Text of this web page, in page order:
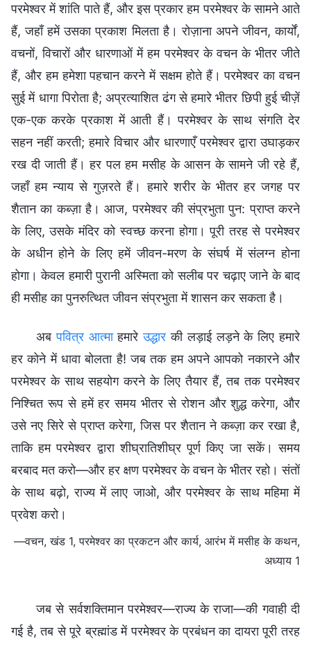
परमेश्वर में शांति पाते हैं, और इस प्रकार हम परमेश्वर के सामने आते
हैं, जहाँ हमें उसका प्रकाश मिलता है। रोज़ाना अपने जीवन, कार्यों,
वचनों, विचारों और धारणाओं में हम परमेश्वर के वचन के भीतर जीते
हैं, और हम हमेशा पहचान करने में सक्षम होते हैं। परमेश्वर का वचन
सुई में धागा पिरोता है; अप्रत्याशित ढंग से हमारे भीतर छिपी हुई चीज़ें
एक-एक करके प्रकाश में आती हैं। परमेश्वर के साथ संगति देर
सहन नहीं करती; हमारे विचार और धारणाएँ परमेश्वर द्वारा उघाड़कर
रख दी जाती हैं। हर पल हम मसीह के आसन के सामने जी रहे हैं,
जहाँ हम न्याय से गुज़रते हैं। हमारे शरीर के भीतर हर जगह पर
शैतान का कब्ज़ा है। आज, परमेश्वर की संप्रभुता पुन: प्राप्त करने
के लिए, उसके मंदिर को स्वच्छ करना होगा। पूरी तरह से परमेश्वर
के अधीन होने के लिए हमें जीवन-मरण के संघर्ष में संलग्न होना
होगा। केवल हमारी पुरानी अस्मिता को सलीब पर चढ़ाए जाने के बाद
ही मसीह का पुनरुत्थित जीवन संप्रभुता में शासन कर सकता है।
अबपवित्र आत्माहमारेउद्धार की लड़ाई लड़ने के लिए हमारे
हर कोने में धावा बोलता है! जब तक हम अपने आपको नकारने और
परमेश्वर के साथ सहयोग करने के लिए तैयार हैं, तब तक परमेश्वर
निश्चित रूप से हमें हर समय भीतर से रोशन और शुद्ध करेगा, और
उसे नए सिरे से प्राप्त करेगा, जिस पर शैतान ने कब्ज़ा कर रखा है,
ताकि हम परमेश्वर द्वारा शीघ्रातिशीघ्र पूर्ण किए जा सकें। समय
बरबाद मत करो—और हर क्षण परमेश्वर के वचन के भीतर रहो। संतों
के साथ बढ़ो, राज्य में लाए जाओ, और परमेश्वर के साथ महिमा में
प्रवेश करो।
—वचन, खंड 1, परमेश्वर का प्रकटन और कार्य, आरंभ में मसीह के कथन,
अध्याय 1
जब से सर्वशक्तिमान परमेश्वर—राज्य के राजा—की गवाही दी
गई है, तब से पूरे ब्रह्मांड में परमेश्वर के प्रबंधन का दायरा पूरी तरह